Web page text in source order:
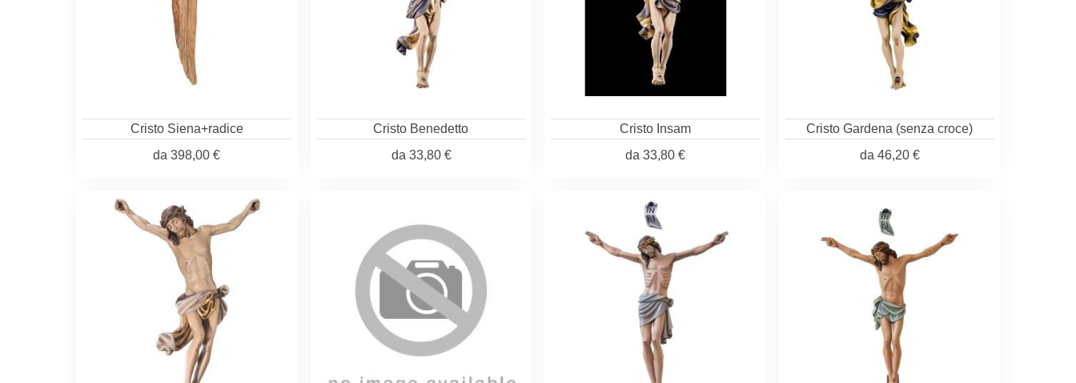
Cristo Siena+radice
da 398,00 €
Cristo Benedetto
da 33,80 €
Cristo Insam
da 33,80 €
Cristo Gardena (senza croce)
da 46,20 €